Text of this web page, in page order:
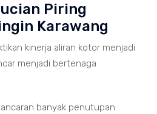
Piring
Karawang
kinerja aliran kotor menjadi
menjadi bertenaga
banyak penutupan